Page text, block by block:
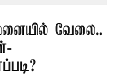
வேலை..